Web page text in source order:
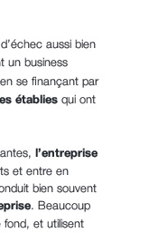
aussi bien
un business
se finançant par
établies qui ont
l’entreprise
et entre en
bien souvent
. Beaucoup
fond, et utilisent